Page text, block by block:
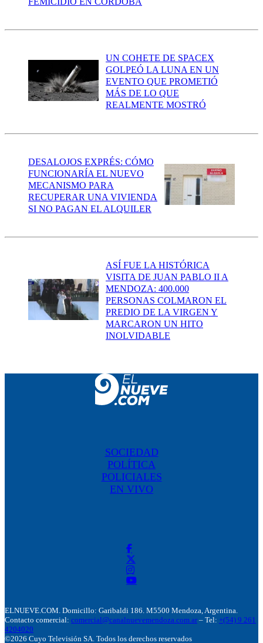
UN COHETE DE SPACEX
GOLPEÓ LA LUNA EN UN
EVENTO QUE PROMETIÓ
MÁS DE LO QUE
REALMENTE MOSTRÓ
DESALOJOS EXPRÉS: CÓMO
FUNCIONARÍA EL NUEVO
MECANISMO PARA
RECUPERAR UNA VIVIENDA
SI NO PAGAN EL ALQUILER
ASÍ FUE LA HISTÓRICA
VISITA DE JUAN PABLO II A
MENDOZA: 400.000
PERSONAS COLMARON EL
PREDIO DE LA VIRGEN Y
MARCARON UN HITO
INOLVIDABLE
SOCIEDAD
POLÍTICA
POLICIALES
EN VIVO
ELNUEVE.COM. Domicillo: Garibaldi 186. M5500 Mendoza, Argentina.
Contacto comercial: comercial@canalnuevemendoza.com.ar – Tel: +(54) 9 261
4204020
©2026 Cuyo Televisión SA. Todos los derechos reservados